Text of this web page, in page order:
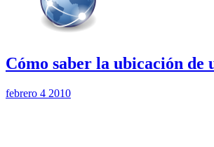
Cómo saber la ubicación de
febrero 4 2010